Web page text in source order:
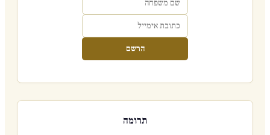
הרשם
תרומה